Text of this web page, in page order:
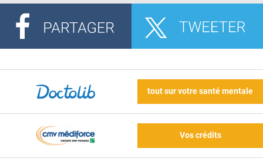
tout sur votre santé mentale
Vos crédits